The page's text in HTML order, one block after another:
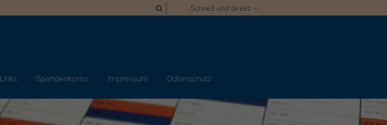
Schnell und direkt
Links Spendenkonto Impressum Datenschutz